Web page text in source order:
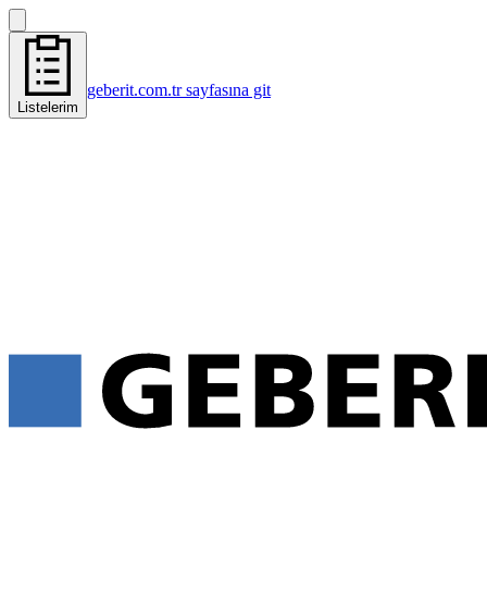
Listelerim
geberit.com.tr sayfasına git